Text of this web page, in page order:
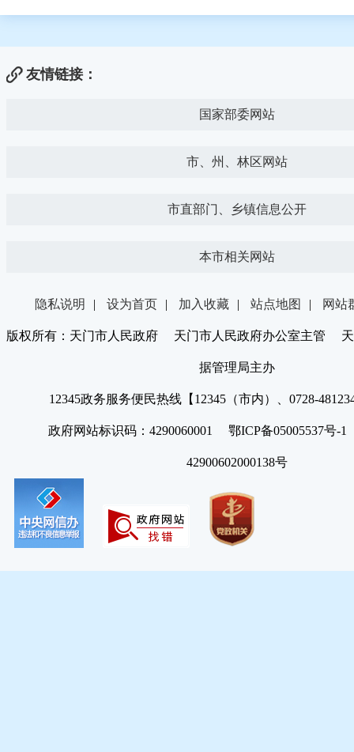
友情链接：
国家部委网站
市、州、林区网站
市直部门、乡镇信息公开
本市相关网站
隐私说明 | 设为首页 | 加入收藏 | 站点地图 | 网站
版权所有：天门市人民政府 天门市人民政府办公室主管 天
据管理局主办
12345政务服务便民热线【12345（市内）、0728-
政府网站标识码：4290060001 鄂ICP备05005537号
42900602000138号